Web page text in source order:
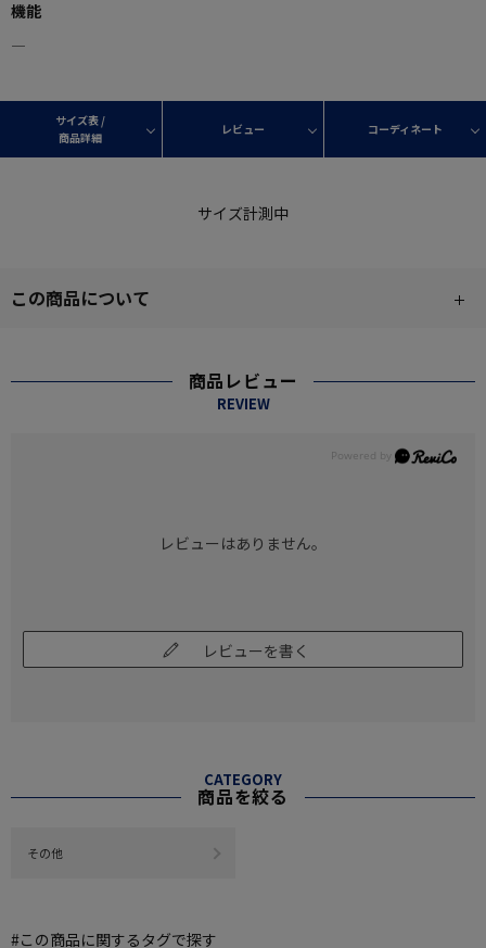
機能
―
サイズ表 /
商品詳細
レビュー コーディネート
サイズ計測中
この商品について
商品レビュー
REVIEW
レビューはありません。
レビューを書く
CATEGORY
商品を絞る
その他
#この商品に関するタグで探す